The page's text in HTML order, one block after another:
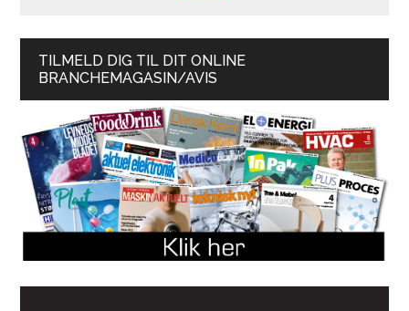
TILMELD DIG TIL DIT ONLINE
BRANCHEMAGASIN/AVIS